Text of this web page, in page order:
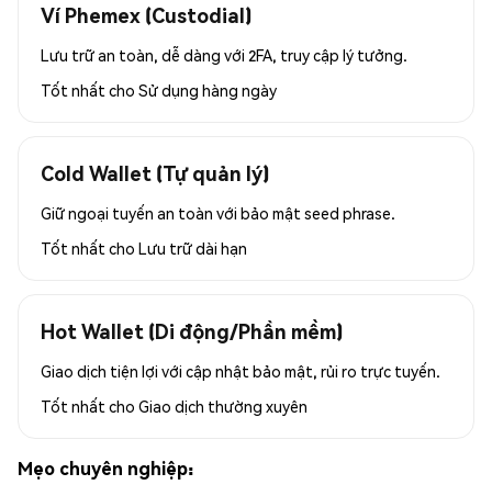
Ví Phemex (Custodial)
Lưu trữ an toàn, dễ dàng với 2FA, truy cập lý tưởng.
Tốt nhất cho Sử dụng hàng ngày
Cold Wallet (Tự quản lý)
Giữ ngoại tuyến an toàn với bảo mật seed phrase.
Tốt nhất cho Lưu trữ dài hạn
Hot Wallet (Di động/Phần mềm)
Giao dịch tiện lợi với cập nhật bảo mật, rủi ro trực tuyến.
Tốt nhất cho Giao dịch thường xuyên
Mẹo chuyên nghiệp: